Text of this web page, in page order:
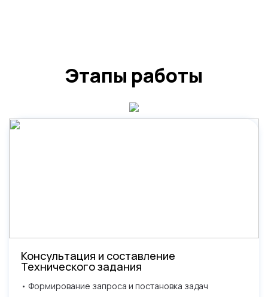
Этапы работы
Консультация и составление
Технического задания
• Формирование запроса и постановка задач